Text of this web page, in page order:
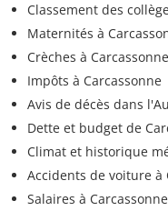
Classement des
Maternités à
Crèches à Carcassonne
Impôts à Carcassonne
Avis de décès dans
Dette et budget de
Climat et historique
Accidents de voiture à
Salaires à Carcassonne